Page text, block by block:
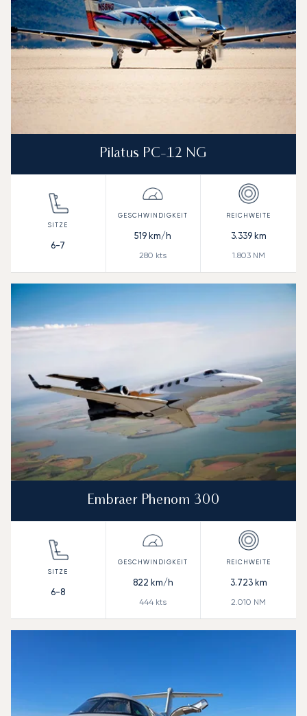
Pilatus PC-12 NG
6-7
519 km/h
280 kts
3.339km
1.803NM
Embraer Phenom 300
6-8
822 km/h
444 kts
3.723km
2.010 NM